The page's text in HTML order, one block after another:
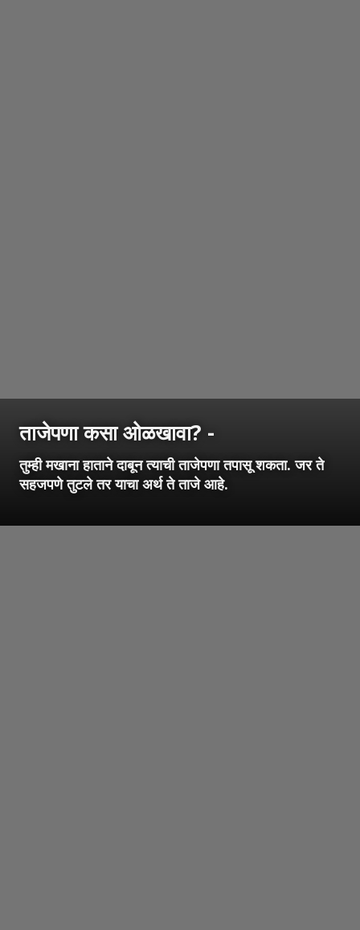
ताजेपणा कसा ओळखावा? -
तुम्ही मखाना हाताने दाबून त्याची ताजेपणा तपासू शकता. जर ते
सहजपणे तुटले तर याचा अर्थ ते ताजे आहे.